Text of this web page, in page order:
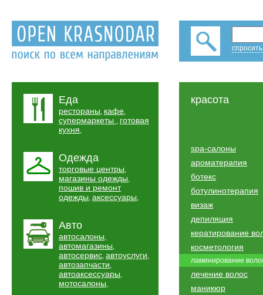
Еда
рестораны, кафе,
супермаркеты , готовая
кухня,
Одежда
торговые центры,
магазины одежды,
пошив и ремонт
одежды, аксессуары,
Авто
автосалоны,
автомагазины,
автосервис, автоуслуги,
автозапчасти,
автоаксессуары,
мотосалоны,
красота
spa-салоны
ароматерапия
ботекс
ботулинотерапия
визаж
депиляция
кератирование
косметология
ламинирование
лечение волос
маникюр